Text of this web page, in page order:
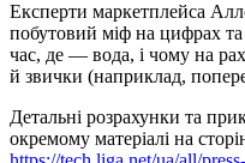
Експерти маркетплейса
побутовий міф на цифрах та
час, де — вода, і чому на
й звички (наприклад,
Детальні розрахунки та
окремому матеріалі на